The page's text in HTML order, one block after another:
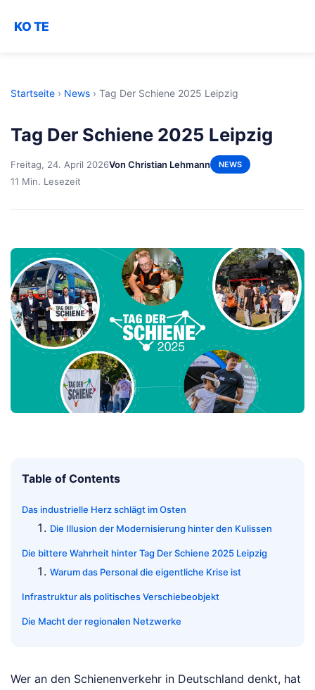
KO TE
Startseite › News › Tag Der Schiene 2025 Leipzig
Tag Der Schiene 2025 Leipzig
Freitag, 24. April 2026Von Christian Lehmann NEWS
11 Min. Lesezeit
Table of Contents
Das industrielle Herz schlägt im Osten
Die Illusion der Modernisierung hinter den Kulissen
Die bittere Wahrheit hinter Tag Der Schiene 2025 Leipzig
Warum das Personal die eigentliche Krise ist
Infrastruktur als politisches Verschiebeobjekt
Die Macht der regionalen Netzwerke
Wer an den Schienenverkehr in Deutschland denkt, hat